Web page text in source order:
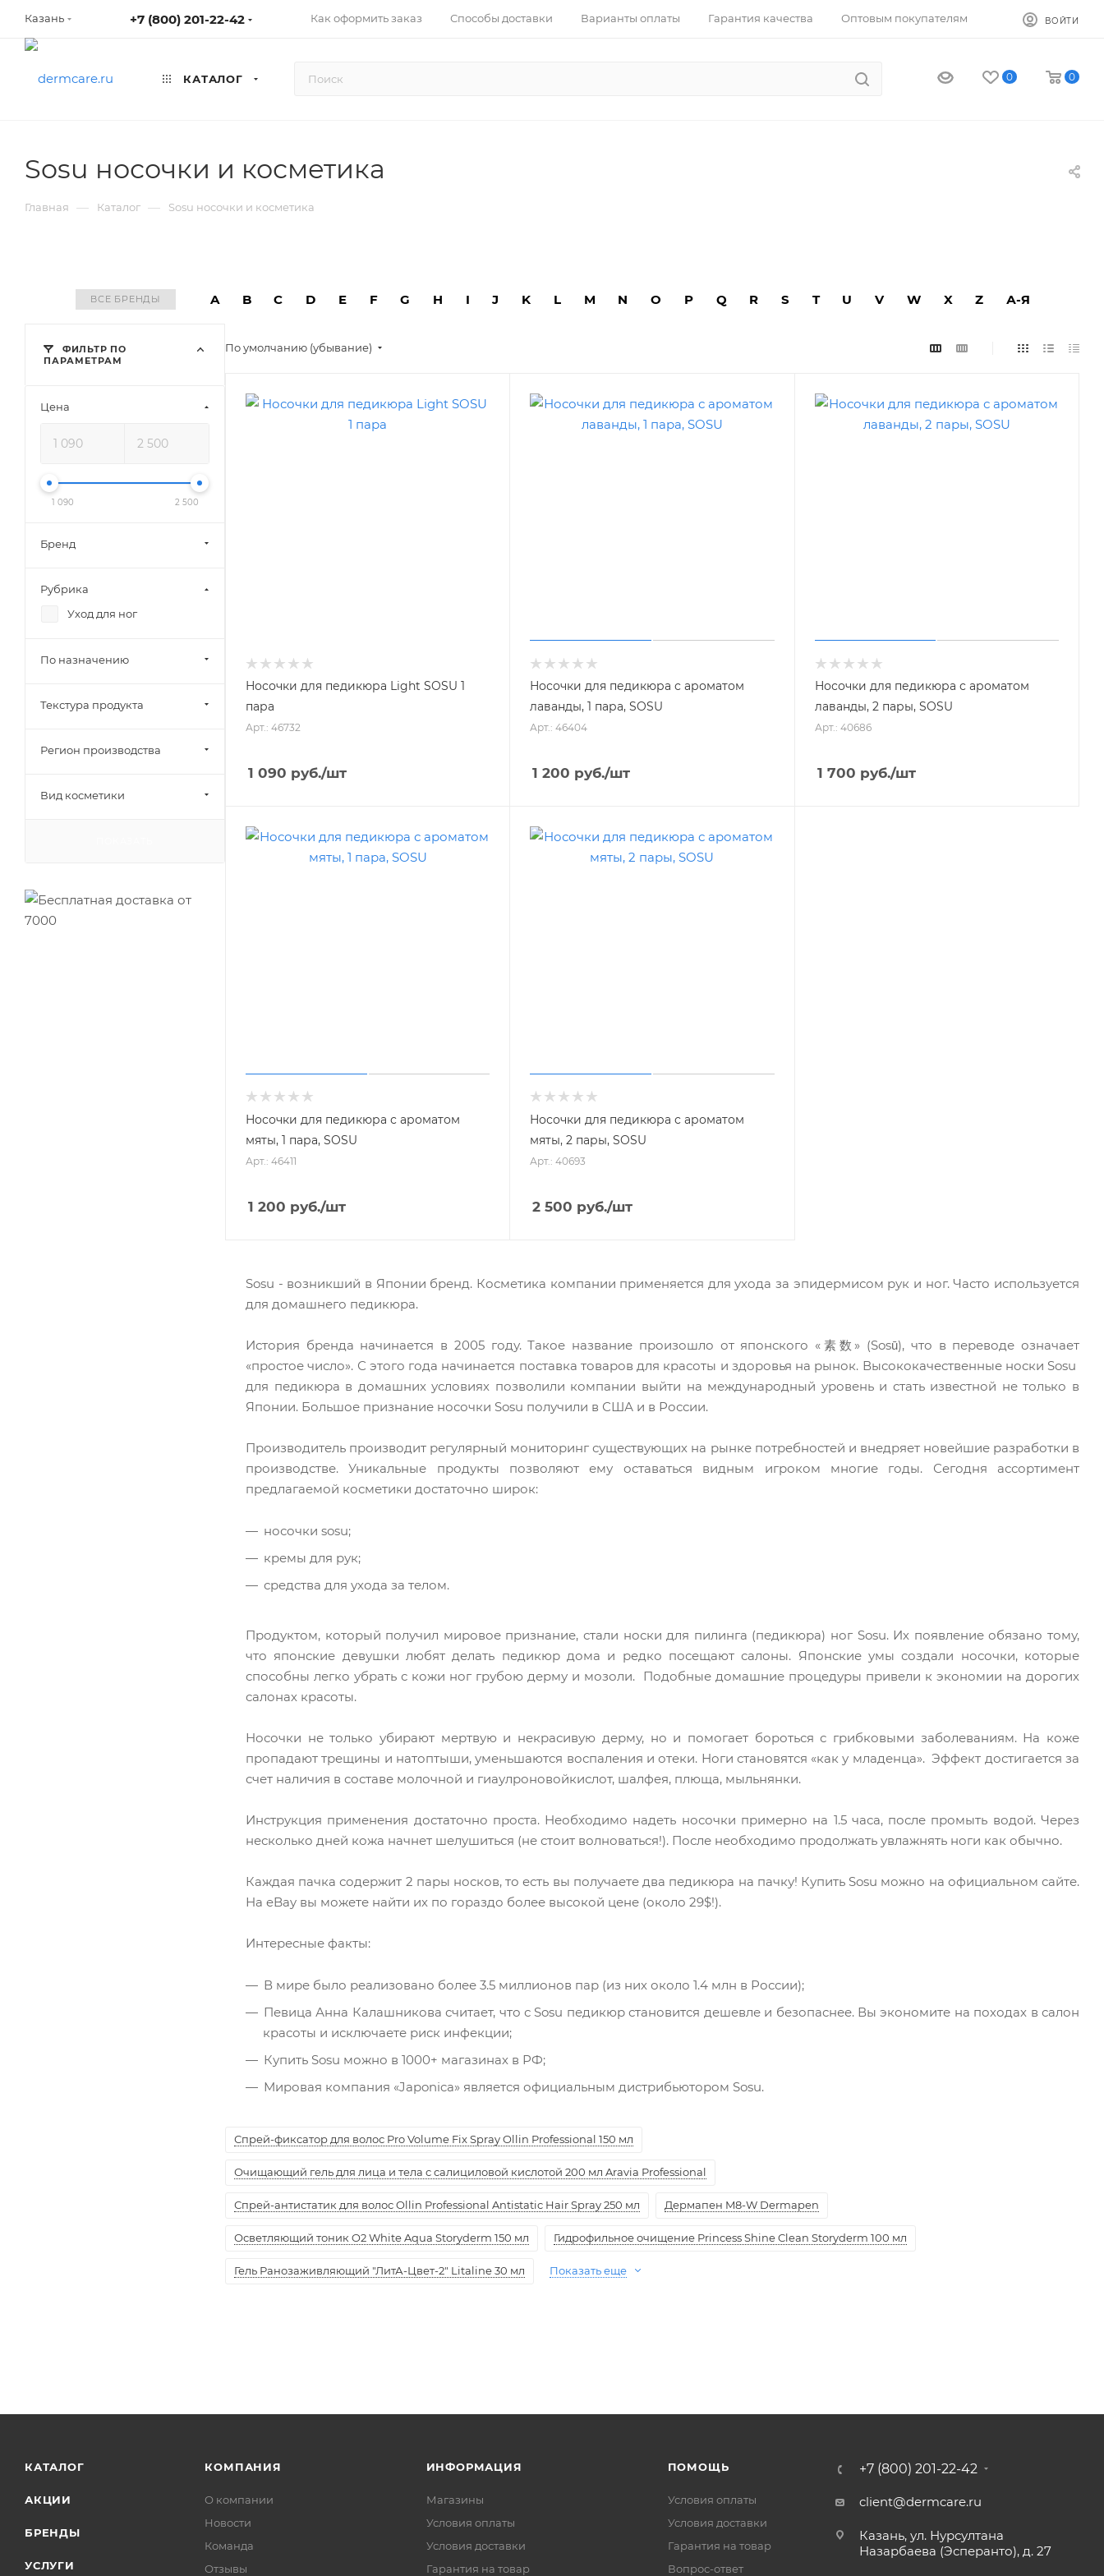
Казань +7 (800) 201-22-42 Как оформить заказ Способы доставки Варианты оплаты Гарантия качества Оптовым покупателям ВОЙТИ
КАТАЛОГ 0 0
Sosu носочки и косметика
Главная — Каталог — Sosu носочки и косметика
ВСЕ БРЕНДЫ A B C D E F G H I J K L M N O P Q R S T U V W X Z А-Я
По умолчанию (убывание)
Носочки для педикюра Light SOSU 1
пара
Арт.: 46732
1 090 руб./шт
Носочки для педикюра с ароматом
лаванды, 1 пара, SOSU
Арт.: 46404
1 200 руб./шт
Носочки для педикюра с ароматом
лаванды, 2 пары, SOSU
Арт.: 40686
1 700 руб./шт
Носочки для педикюра с ароматом
мяты, 1 пара, SOSU
Арт.: 46411
1 200 руб./шт
Носочки для педикюра с ароматом
мяты, 2 пары, SOSU
Арт.: 40693
2 500 руб./шт
Sosu - возникший в Японии бренд. Косметика компании применяется для ухода за эпидермисом рук и ног. Часто используется
для домашнего педикюра.
История бренда начинается в 2005 году. Такое название произошло от японского «素数» (Sosū), что в переводе означает
«простое число». С этого года начинается поставка товаров для красоты и здоровья на рынок. Высококачественные носки Sosu
для педикюра в домашних условиях позволили компании выйти на международный уровень и стать известной не только в
Японии. Большое признание носочки Sosu получили в США и в России.
Производитель производит регулярный мониторинг существующих на рынке потребностей и внедряет новейшие разработки в
производстве. Уникальные продукты позволяют ему оставаться видным игроком многие годы. Сегодня ассортимент
предлагаемой косметики достаточно широк:
носочки sosu;
кремы для рук;
средства для ухода за телом.
Продуктом, который получил мировое признание, стали носки для пилинга (педикюра) ног Sosu. Их появление обязано тому,
что японские девушки любят делать педикюр дома и редко посещают салоны. Японские умы создали носочки, которые
способны легко убрать с кожи ног грубою дерму и мозоли. Подобные домашние процедуры привели к экономии на дорогих
салонах красоты.
Носочки не только убирают мертвую и некрасивую дерму, но и помогает бороться с грибковыми заболеваниям. На коже
пропадают трещины и натоптыши, уменьшаются воспаления и отеки. Ноги становятся «как у младенца». Эффект достигается за
счет наличия в составе молочной и гиаулроновойкислот, шалфея, плюща, мыльнянки.
Инструкция применения достаточно проста. Необходимо надеть носочки примерно на 1.5 часа, после промыть водой. Через
несколько дней кожа начнет шелушиться (не стоит волноваться!). После необходимо продолжать увлажнять ноги как обычно.
Каждая пачка содержит 2 пары носков, то есть вы получаете два педикюра на пачку! Купить Sosu можно на официальном сайте.
На eBay вы можете найти их по гораздо более высокой цене (около 29$!).
Интересные факты:
В мире было реализовано более 3.5 миллионов пар (из них около 1.4 млн в России);
Певица Анна Калашникова считает, что с Sosu педикюр становится дешевле и безопаснее. Вы экономите на походах в салон
красоты и исключаете риск инфекции;
Купить Sosu можно в 1000+ магазинах в РФ;
Мировая компания «Japonica» является официальным дистрибьютором Sosu.
Спрей-фиксатор для волос Pro Volume Fix Spray Ollin Professional 150 мл
Очищающий гель для лица и тела с салициловой кислотой 200 мл Aravia Professional
Спрей-антистатик для волос Ollin Professional Antistatic Hair Spray 250 мл Дермапен M8-W Dermapen
Осветляющий тоник O2 White Aqua Storyderm 150 мл Гидрофильное очищение Princess Shine Clean Storyderm 100 мл
Гель Ранозаживляющий "ЛитА-Цвет-2" Litaline 30 мл Показать еще
ФИЛЬТР ПО
ПАРАМЕТРАМ
Цена
1 090 2 500
Бренд
Рубрика
Уход для ног
По назначению
Текстура продукта
Регион производства
Вид косметики
КАТАЛОГ
АКЦИИ
БРЕНДЫ
УСЛУГИ
КОМПАНИЯ
О компании
Новости
Команда
Отзывы
ИНФОРМАЦИЯ
Магазины
Условия оплаты
Условия доставки
Гарантия на товар
ПОМОЩЬ
Условия оплаты
Условия доставки
Гарантия на товар
Вопрос-ответ
+7 (800) 201-22-42
client@dermcare.ru
Казань, ул. Нурсултана
Назарбаева (Эсперанто), д. 27